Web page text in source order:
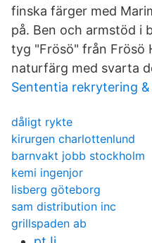
finska färger med
på. Ben och armstöd i
tyg "Frösö" från Frösö
naturfärg med svarta
Sententia rekrytering
dåligt rykte
kirurgen charlottenlund
barnvakt jobb stockholm
kemi ingenjor
lisberg göteborg
sam distribution inc
grillspaden ab